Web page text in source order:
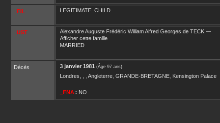
_FIL LEGITIMATE_CHILD
_UST Alexandre Auguste Frédéric William Alfred Georges de TECK —
Afficher cette famille
MARRIED
Décès 3 janvier 1981 (Âge 97 ans)
Londres, , , Angleterre, GRANDE-BRETAGNE, Kensington Palace
_FNA : NO